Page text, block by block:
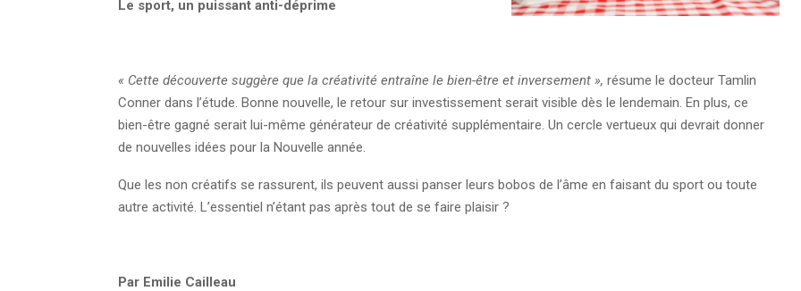
Le sport, un puissant anti-déprime
« Cette découverte suggère que la créativité entraîne le bien-être et inversement », résume le docteur Tamlin
Conner dans l’étude. Bonne nouvelle, le retour sur investissement serait visible dès le lendemain. En plus, ce
bien-être gagné serait lui-même générateur de créativité supplémentaire. Un cercle vertueux qui devrait donner
de nouvelles idées pour la Nouvelle année.
Que les non créatifs se rassurent, ils peuvent aussi panser leurs bobos de l’âme en faisant du sport ou toute
autre activité. L’essentiel n’étant pas après tout de se faire plaisir ?
Par Emilie Cailleau